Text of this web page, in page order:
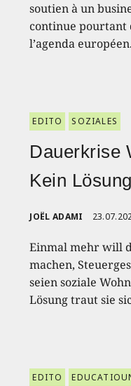
soutien à un
continue pourtant
l’agenda européen.
EDITO SOZIALES
Dauerkrise
Kein
JOËL ADAMI
Einmal mehr will
machen,
seien soziale
Lösung traut sie
EDITO